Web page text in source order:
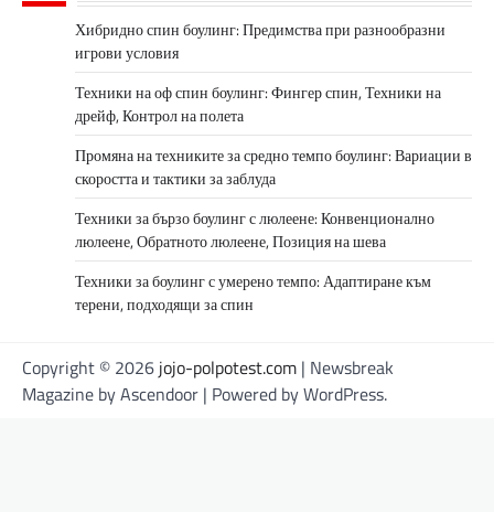
Хибридно спин боулинг: Предимства при разнообразни
игрови условия
Техники на оф спин боулинг: Фингер спин, Техники на
дрейф, Контрол на полета
Промяна на техниките за средно темпо боулинг: Вариации в
скоростта и тактики за заблуда
Техники за бързо боулинг с люлеене: Конвенционално
люлеене, Обратното люлеене, Позиция на шева
Техники за боулинг с умерено темпо: Адаптиране към
терени, подходящи за спин
Copyright © 2026 jojo-polpotest.com | Newsbreak
Magazine byAscendoor | Powered byWordPress.